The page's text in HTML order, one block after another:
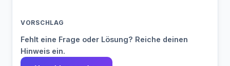
VORSCHLAG
Fehlt eine Frage oder Lösung? Reiche deinen
Hinweis ein.